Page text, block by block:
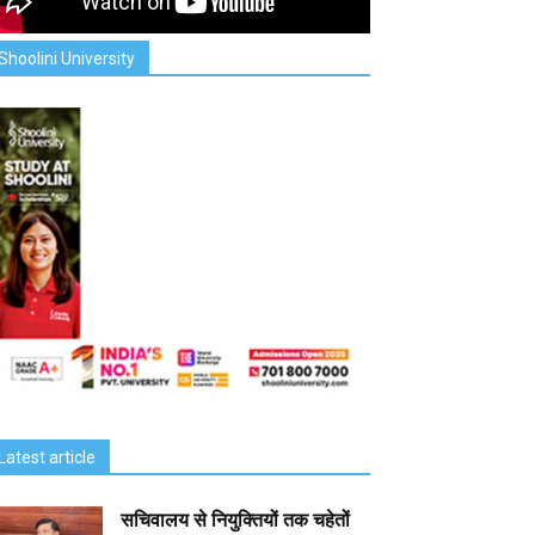
University
article
सचिवालय से नियुक्तियों तक चहेतों